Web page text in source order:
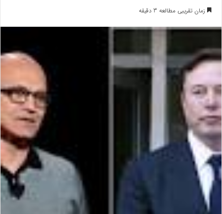
زمان تقریبی مطالعه 3 دقیقه